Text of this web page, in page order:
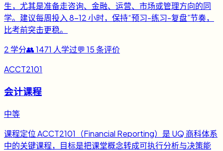
生，尤其是准备走咨询、金融、运营、市场或管理方向的同
学。建议每周投入 8-12 小时，保持“预习-练习-复盘”节奏，
比考前突击更稳。
2 学分👥1471 人学过💬 15条评价
ACCT2101
会计课程
中等
课程定位 ACCT2101（Financial Reporting）是 UQ 商科体系
中的关键课程，目标是把课堂概念转成可执行分析与决策能